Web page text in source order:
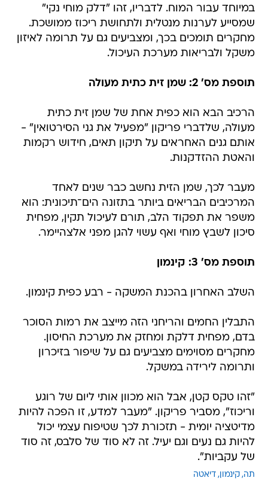
במיוחד עבור המוח. לדבריו, זהו "דלק מוחי נקי"
שמסייע לערנות מנטלית ולתחושת ריכוז ממושכת.
מחקרים תומכים בכך, ומצביעים גם על תרומה לאיזון
משקל ולבריאות מערכת העיכול.
תוספת מס' 2: שמן זית כתית מעולה
הרכיב הבא הוא כפית אחת של שמן זית כתית
מעולה, שלדברי פריקון "מפעיל את גני הסירטואין" -
אותם גנים האחראים על תיקון תאים, חידוש רקמות
והאטת ההזדקנות.
מעבר לכך, שמן הזית נחשב כבר שנים לאחד
המרכיבים הבריאים ביותר בתזונה הים־תיכונית: הוא
משפר את תפקוד הלב, תורם לעיכול תקין, מפחית
סיכון לשבץ מוחי ואף עשוי להגן מפני אלצהיימר.
תוספת מס' 3: קינמון
השלב האחרון בהכנת המשקה - רבע כפית קינמון.
התבלין החמים והריחני הזה מייצב את רמות הסוכר
בדם, מפחית דלקת ומחזק את מערכת החיסון.
מחקרים מסוימים מצביעים גם על שיפור בזיכרון
ותרומה לירידה במשקל.
"זהו טקס קטן, אבל הוא מכוון אותי ליום של רוגע
וריכוז", מסביר פריקון. "מעבר למדע, זו הפכה להיות
מדיטציה יומית - תזכורת לכך שטיפוח עצמי יכול
להיות גם נעים וגם יעיל. זה לא סוד של סלבס, זה סוד
של עקביות".
תה קינמון דיאטה